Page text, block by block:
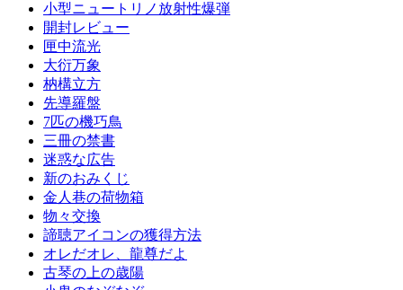
小型ニュートリノ放射性爆弾
開封レビュー
匣中流光
大衍万象
枘構立方
先導羅盤
7匹の機巧鳥
三冊の禁書
迷惑な広告
新のおみくじ
金人巷の荷物箱
物々交換
諦聴アイコンの獲得方法
オレだオレ、龍尊だよ
古琴の上の歳陽